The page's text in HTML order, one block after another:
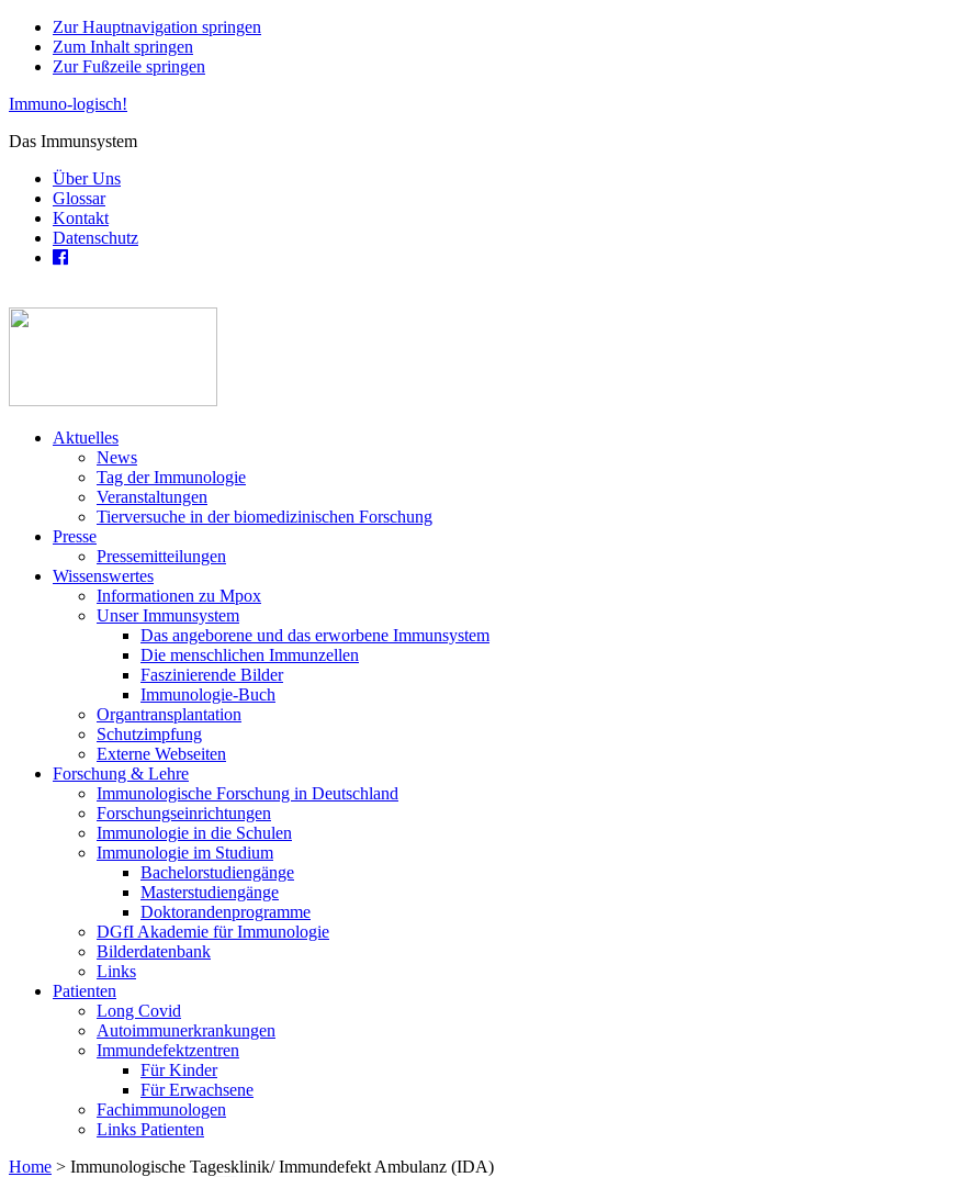
Zur Hauptnavigation springen
Zum Inhalt springen
Zur Fußzeile springen
Immuno-logisch!
Das Immunsystem
Über Uns
Glossar
Kontakt
Datenschutz
Aktuelles
News
Tag der Immunologie
Veranstaltungen
Tierversuche in der biomedizinischen Forschung
Presse
Pressemitteilungen
Wissenswertes
Informationen zu Mpox
Unser Immunsystem
Das angeborene und das erworbene Immunsystem
Die menschlichen Immunzellen
Faszinierende Bilder
Immunologie-Buch
Organtransplantation
Schutzimpfung
Externe Webseiten
Forschung & Lehre
Immunologische Forschung in Deutschland
Forschungseinrichtungen
Immunologie in die Schulen
Immunologie im Studium
Bachelorstudiengänge
Masterstudiengänge
Doktorandenprogramme
DGfI Akademie für Immunologie
Bilderdatenbank
Links
Patienten
Long Covid
Autoimmunerkrankungen
Immundefektzentren
Für Kinder
Für Erwachsene
Fachimmunologen
Links Patienten
Home > Immunologische Tagesklinik/ Immundefekt Ambulanz (IDA)